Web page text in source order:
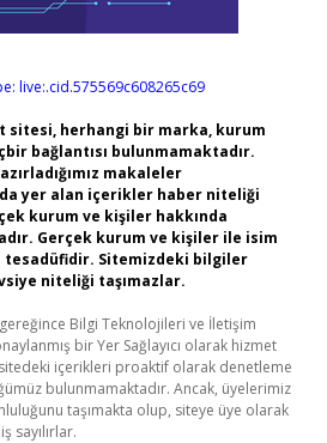
live:.cid.575569c608265c69
sitesi, herhangi bir marka, kurum
bağlantısı bulunmamaktadır.
makaleler
yer alan içerikler haber niteliği
kurum ve kişiler hakkında
Gerçek kurum ve kişiler ile isim
Sitemizdeki bilgiler
niteliği taşımazlar.
gereğince Bilgi Teknolojileri ve İletişim
bir Yer Sağlayıcı olarak hizmet
içerikleri proaktif olarak denetleme
bulunmamaktadır. Ancak, üyelerimiz
taşımakta olup, siteye üye olarak
sayılırlar.